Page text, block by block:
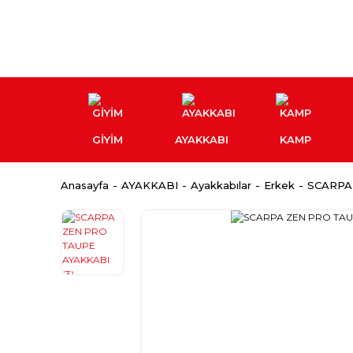
GİYİM AYAKKABI KAMP
Anasayfa AYAKKABI Ayakkabılar Erkek